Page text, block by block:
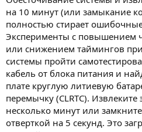
на 10 минут (или замыкание
полностью стирает
Эксперименты с повышением
или снижением таймингов
системы пройти
кабель от блока питания и
плате круглую литиевую
перемычку (CLRTC).
несколько минут или
отверткой на 5 секунд. Это